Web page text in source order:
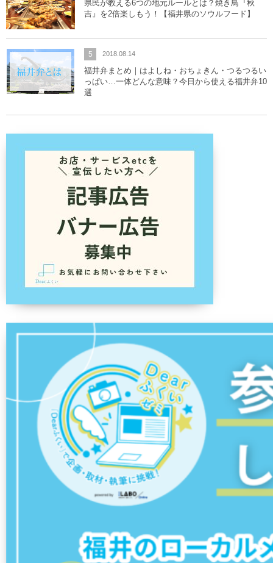
県民が教える6つの地元ルールとは？焼き鳥『秋
吉』を2倍楽しもう！【福井県のソウルフード】
5 2018.08.14
福井弁まとめ｜はよしね・おちょきん・つるつるい
っぱい…一体どんな意味？今日から使える福井弁10
選